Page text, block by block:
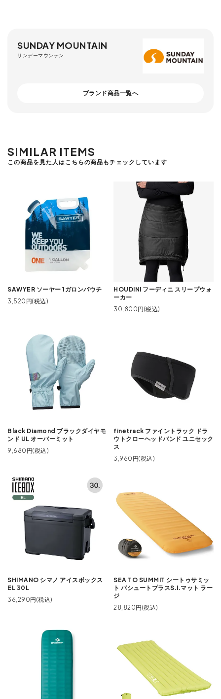
SUNDAY MOUNTAIN
サンデーマウンテン
ブランド商品一覧へ
SIMILAR ITEMS
この商品を見た人はこちらの商品もチェックしています
SAWYER ソーヤー 1ガロンパウチ
3,520円(税込)
HOUDINI フーディニ スリープウォ
ーカー
30,800円(税込)
Black Diamond ブラックダイヤモ
ンド UL オーバーミット
9,680円(税込)
finetrack ファイントラック ドラ
ウトクローヘッドバンド ユニセック
ス
3,960円(税込)
SHIMANO シマノ アイスボックス
EL 30L
36,290円(税込)
SEA TO SUMMIT シートゥサミッ
ト パシュートプラスS.I.マット ラー
ジ
28,820円(税込)